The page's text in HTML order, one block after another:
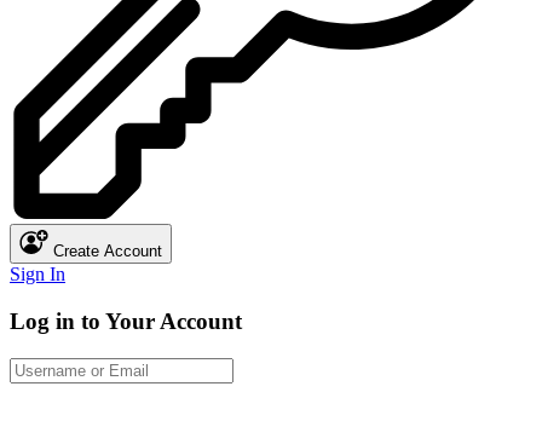
Create Account
Sign In
Log in to Your Account